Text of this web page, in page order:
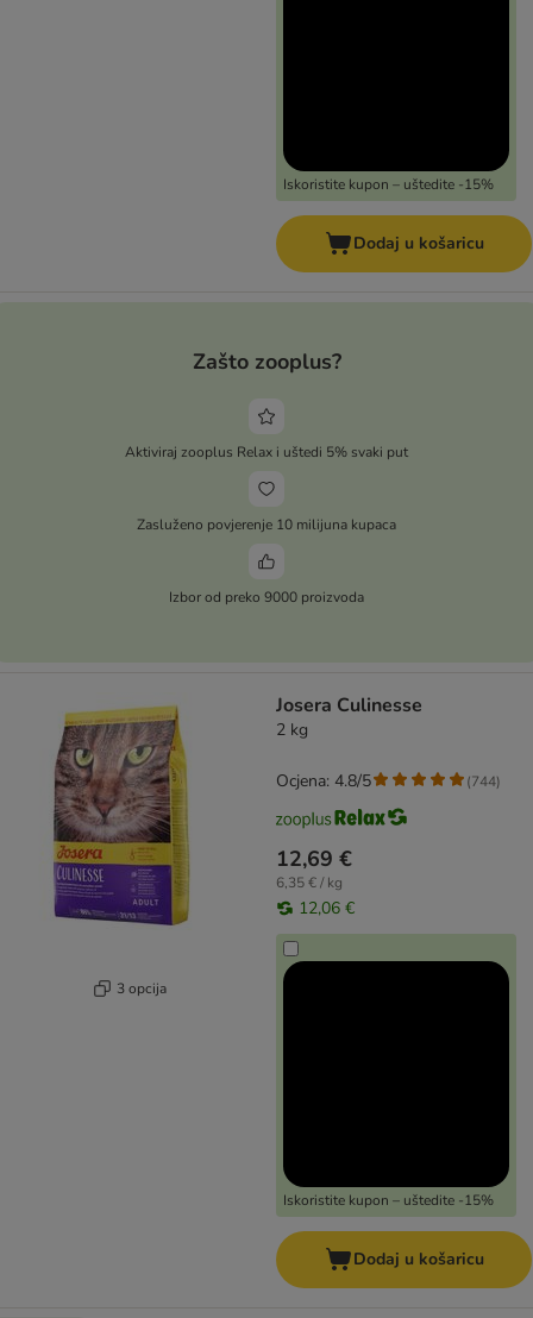
Iskoristite kupon – uštedite -15%
Dodaj u košaricu
Zašto zooplus?
Aktiviraj zooplus Relax i uštedi 5% svaki put
Zasluženo povjerenje 10 milijuna kupaca
Izbor od preko 9000 proizvoda
3 opcija
Josera Culinesse
2 kg
12,69 €
6,35 € / kg
12,06 €
Iskoristite kupon – uštedite -15%
Ocjena: 4.8/5 (744)
Dodaj u košaricu